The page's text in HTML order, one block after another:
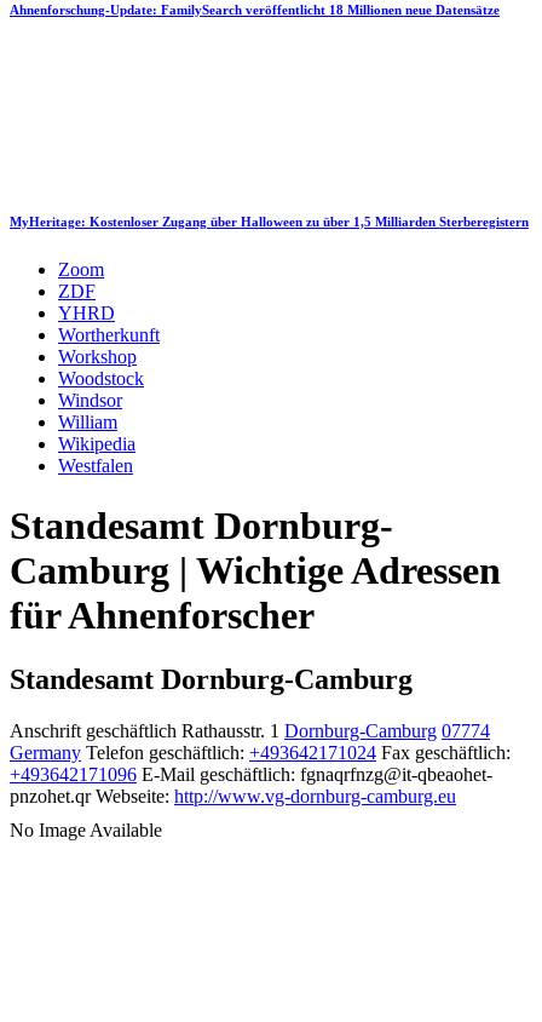
Ahnenforschung-Update: FamilySearch veröffentlicht 18 Millionen neue Datensätze
MyHeritage: Kostenloser Zugang über Halloween zu über 1,5 Milliarden Sterberegistern
Zoom
ZDF
YHRD
Wortherkunft
Workshop
Woodstock
Windsor
William
Wikipedia
Westfalen
Standesamt Dornburg-
Camburg | Wichtige Adressen
für Ahnenforscher
Standesamt Dornburg-Camburg
Anschrift geschäftlich Rathausstr. 1 Dornburg-Camburg 07774
Germany Telefon geschäftlich: +493642171024 Fax geschäftlich:
+493642171096 E-Mail geschäftlich: fgnaqrfnzg@it-qbeaohet-
pnzohet.qr Webseite: http://www.vg-dornburg-camburg.eu
No Image Available